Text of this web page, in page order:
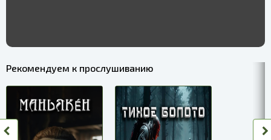
Рекомендуем к прослушиванию